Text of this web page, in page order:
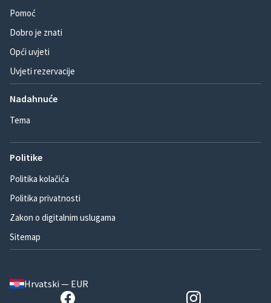
Pomoć
Dobro je znati
Opći uvjeti
Uvjeti rezervacije
Nadahnuće
Tema
Politike
Politika kolačića
Politika privatnosti
Zakon o digitalnim uslugama
Sitemap
Hrvatski — EUR